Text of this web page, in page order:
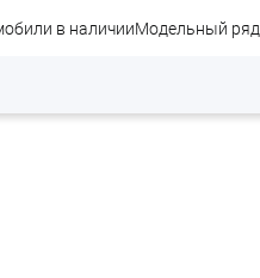
в наличииМодельный ряд